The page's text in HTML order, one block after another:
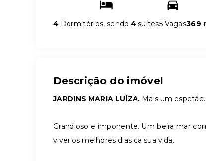
4 Dormitórios, sendo4 suítes5 Vagas369
Descrição do imóvel
JARDINS MARIA LUÍZA. Mais um
Grandioso e imponente. Um beira mar
viver os melhores dias da sua vida.